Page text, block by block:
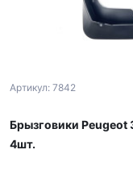
Артикул: 7842
Брызговики
4шт.